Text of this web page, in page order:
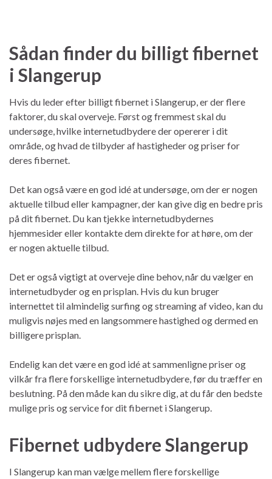
Sådan finder du billigt fibernet
i Slangerup
Hvis du leder efter billigt fibernet i Slangerup, er der flere
faktorer, du skal overveje. Først og fremmest skal du
undersøge, hvilke internetudbydere der opererer i dit
område, og hvad de tilbyder af hastigheder og priser for
deres fibernet.
Det kan også være en god idé at undersøge, om der er nogen
aktuelle tilbud eller kampagner, der kan give dig en bedre pris
på dit fibernet. Du kan tjekke internetudbydernes
hjemmesider eller kontakte dem direkte for at høre, om der
er nogen aktuelle tilbud.
Det er også vigtigt at overveje dine behov, når du vælger en
internetudbyder og en prisplan. Hvis du kun bruger
internettet til almindelig surfing og streaming af video, kan du
muligvis nøjes med en langsommere hastighed og dermed en
billigere prisplan.
Endelig kan det være en god idé at sammenligne priser og
vilkår fra flere forskellige internetudbydere, før du træffer en
beslutning. På den måde kan du sikre dig, at du får den bedste
mulige pris og service for dit fibernet i Slangerup.
Fibernet udbydere Slangerup
I Slangerup kan man vælge mellem flere forskellige